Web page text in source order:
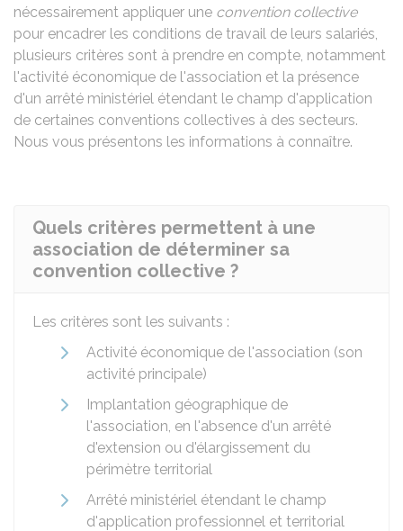
nécessairement appliquer une convention collective
pour encadrer les conditions de travail de leurs salariés,
plusieurs critères sont à prendre en compte, notamment
l'activité économique de l'association et la présence
d'un arrêté ministériel étendant le champ d'application
de certaines conventions collectives à des secteurs.
Nous vous présentons les informations à connaître.
Quels critères permettent à une
association de déterminer sa
convention collective ?
Les critères sont les suivants :
Activité économique de l'association (son
activité principale)
Implantation géographique de
l'association, en l'absence d'un arrêté
d'extension ou d'élargissement du
périmètre territorial
Arrêté ministériel étendant le champ
d'application professionnel et territorial